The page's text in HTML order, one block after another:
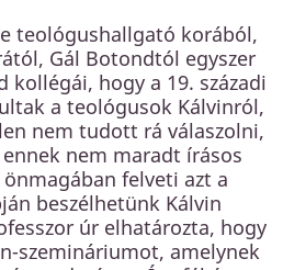
teológushallgató korából,
Gál Botondtól egyszer
kollégái, hogy a 19. századi
a teológusok Kálvinról,
nem tudott rá válaszolni,
nem maradt írásos
felveti azt a
beszélhetünk Kálvin
úr elhatározta, hogy
szemináriumot, amelynek